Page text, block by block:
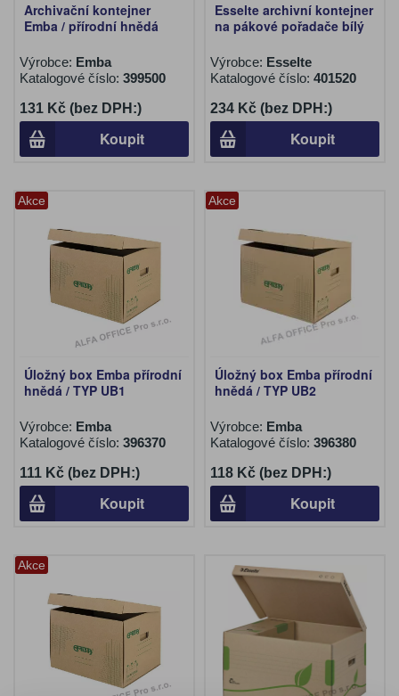
Archivační kontejner
Emba / přírodní hnědá
Výrobce: Emba
Katalogové číslo: 399500
131 Kč (bez DPH:)
Koupit
Esselte archivní kontejner
na pákové pořadače bílý
Výrobce: Esselte
Katalogové číslo: 401520
234 Kč (bez DPH:)
Koupit
Akce
Úložný box Emba přírodní
hnědá / TYP UB1
Výrobce: Emba
Katalogové číslo: 396370
111 Kč (bez DPH:)
Koupit
Akce
Úložný box Emba přírodní
hnědá / TYP UB2
Výrobce: Emba
Katalogové číslo: 396380
118 Kč (bez DPH:)
Koupit
Akce